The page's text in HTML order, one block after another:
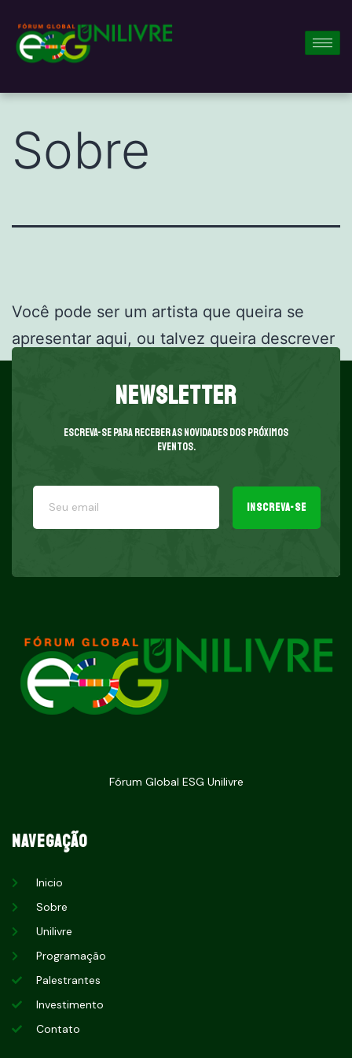
Sobre
Você pode ser um artista que queira se
apresentar aqui, ou talvez queira descrever
Newsletter
Escreva-se para receber as novidades dos próximos
eventos.
Inscreva-se
Fórum Global ESG Unilivre
Navegação
Inicio
Sobre
Unilivre
Programação
Palestrantes
Investimento
Contato